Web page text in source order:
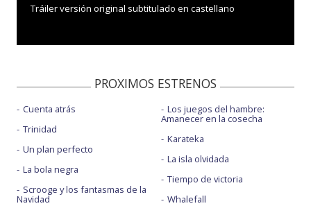
Tráiler versión original subtitulado en castellano
PROXIMOS ESTRENOS
Cuenta atrás
Trinidad
Un plan perfecto
La bola negra
Scrooge y los fantasmas de la
Navidad
Los juegos del hambre:
Amanecer en la cosecha
Karateka
La isla olvidada
Tiempo de victoria
Whalefall